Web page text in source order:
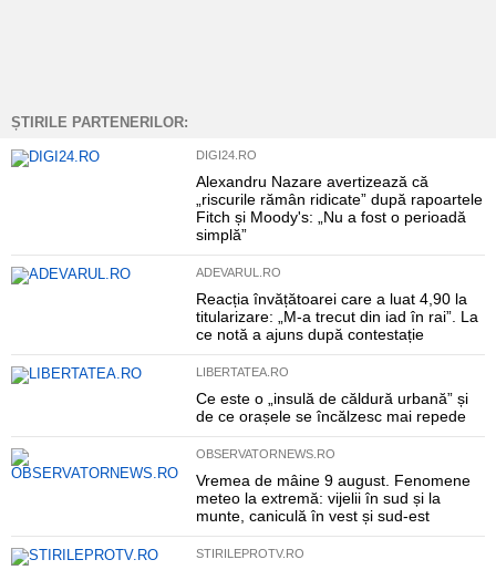
ȘTIRILE PARTENERILOR:
DIGI24.RO
Alexandru Nazare avertizează că
„riscurile rămân ridicate” după rapoartele
Fitch și Moody's: „Nu a fost o perioadă
simplă”
ADEVARUL.RO
Reacția învățătoarei care a luat 4,90 la
titularizare: „M-a trecut din iad în rai”. La
ce notă a ajuns după contestație
LIBERTATEA.RO
Ce este o „insulă de căldură urbană” și
de ce orașele se încălzesc mai repede
OBSERVATORNEWS.RO
Vremea de mâine 9 august. Fenomene
meteo la extremă: vijelii în sud și la
munte, caniculă în vest și sud-est
STIRILEPROTV.RO